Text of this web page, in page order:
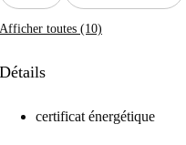
Afficher toutes (10)
Détails
certificat énergétique